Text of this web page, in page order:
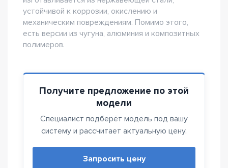
устойчивой к коррозии, окислению и
механическим повреждениям. Помимо этого,
есть версии из чугуна, алюминия и композитных
полимеров.
Получите предложение по этой
модели
Специалист подберёт модель под вашу
систему и рассчитает актуальную цену.
Запросить цену